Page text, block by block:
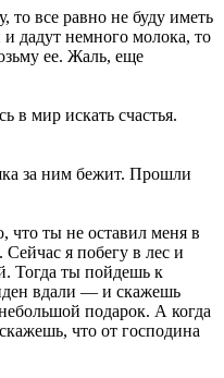
все равно не буду иметь
дадут немного молока, то
ее. Жаль, еще
в мир искать счастья.
за ним бежит. Прошли
что ты не оставил меня в
я побегу в лес и
Тогда ты пойдешь к
вдали — и скажешь
подарок. А когда
что от господина